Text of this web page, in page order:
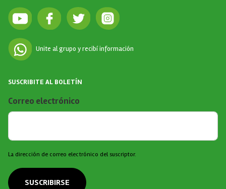
Unite al grupo y recibí información
SUSCRIBITE AL BOLETÍN
Correo electrónico
La dirección de correo electrónico del suscriptor.
SUSCRIBIRSE